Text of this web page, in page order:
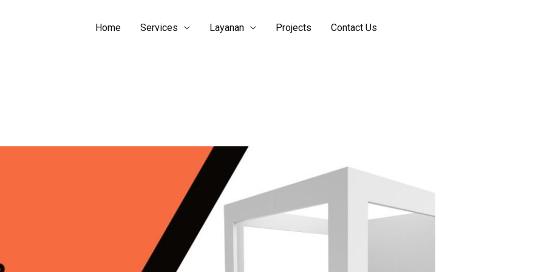
Home Services Layanan Projects Contact Us